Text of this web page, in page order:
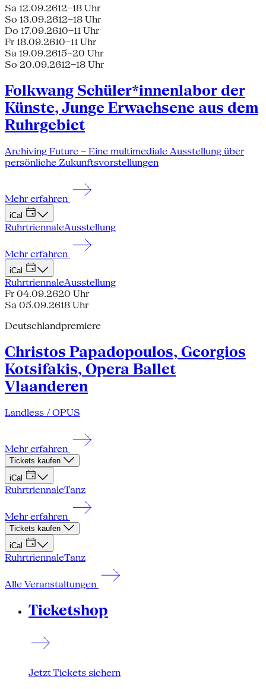
Sa 12.09.2612–18 Uhr
So 13.09.2612–18 Uhr
Do 17.09.2610–11 Uhr
Fr 18.09.2610–11 Uhr
Sa 19.09.2615–20 Uhr
So 20.09.2612–18 Uhr
Folkwang Schüler*innenlabor der
Künste, Junge Erwachsene aus dem
Ruhrgebiet
Archiving Future – Eine multimediale Ausstellung über
persönliche Zukunftsvorstellungen
Mehr erfahren
iCal
RuhrtriennaleAusstellung
Mehr erfahren
iCal
RuhrtriennaleAusstellung
Fr 04.09.2620 Uhr
Sa 05.09.2618 Uhr
Deutschlandpremiere
Christos Papadopoulos, Georgios
Kotsifakis, Opera Ballet
Vlaanderen
Landless / OPUS
Mehr erfahren
Tickets kaufen
iCal
RuhrtriennaleTanz
Mehr erfahren
Tickets kaufen
iCal
RuhrtriennaleTanz
Alle Veranstaltungen
Ticketshop
Jetzt Tickets sichern